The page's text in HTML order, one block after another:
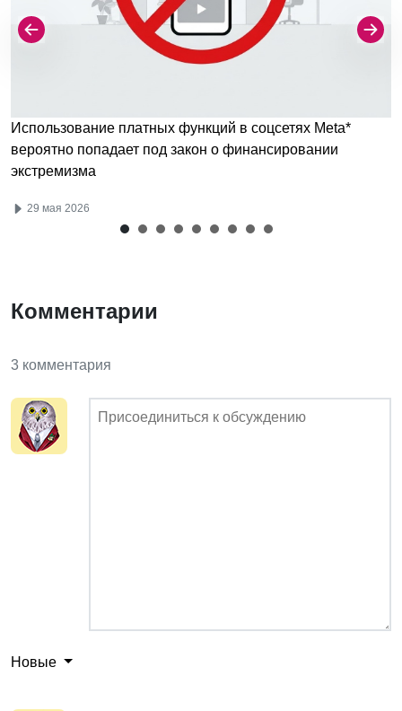
Использование платных функций в соцсетях Meta*
вероятно попадает под закон о финансировании
экстремизма
29 мая 2026
Комментарии
3 комментария
Новые